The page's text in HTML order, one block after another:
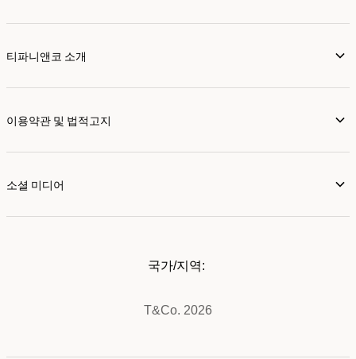
티파니앤코 소개
이용약관 및 법적고지
소셜 미디어
T&Co. 2026
국가/지역: